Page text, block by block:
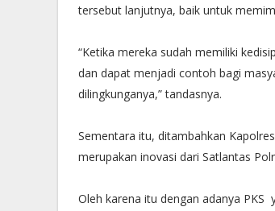
tersebut lanjutnya, baik untuk
“Ketika mereka sudah memiliki
dan dapat menjadi contoh bagi
dilingkunganya,” tandasnya.
Sementara itu, ditambahkan
merupakan inovasi dari Satlantas
Oleh karena itu dengan adanya PKS